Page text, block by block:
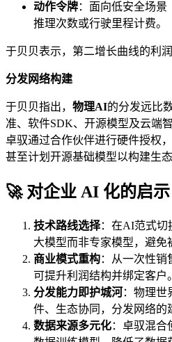
动作令牌：面向低安全场
推理次数或行驶里程计费。
于贝贝表示，第二增长曲线的利
分发网络构建
于贝贝指出， 物理AI的分发远比
准、软件SDK、开源模型及云端
卓驭通过合作伙伴进行硬件授权
甚至计划开源基础模型以构建生态
🚀 对企业 AI 化的启示
技术路线选择：在AI范式切
大模型而非专家模型，避免
商业模式重构：从一次性销
可提升利润结构并绑定客户。
分发能力即护城河：物理世
件、生态协同，分发网络的
数据来源多元化：卓驭混合